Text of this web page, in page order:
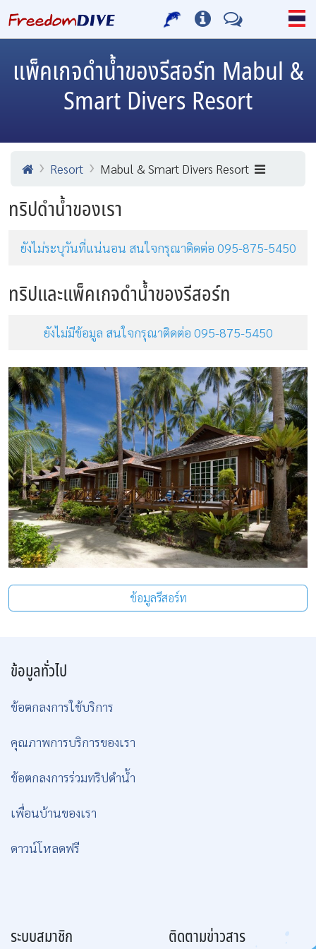
แพ็คเกจดำน้ำของรีสอร์ท Mabul &
Smart Divers Resort
Resort Mabul & Smart Divers Resort
ทริปดำน้ำของเรา
ยังไม่ระบุวันที่แน่นอน สนใจกรุณาติดต่อ 095-875-5450
ทริปและแพ็คเกจดำน้ำของรีสอร์ท
ยังไม่มีข้อมูล สนใจกรุณาติดต่อ 095-875-5450
ข้อมูลรีสอร์ท
ข้อมูลทั่วไป
ข้อตกลงการใช้บริการ
คุณภาพการบริการของเรา
ข้อตกลงการร่วมทริปดำน้ำ
เพื่อนบ้านของเรา
ดาวน์โหลดฟรี
ระบบสมาชิก ติดตามข่าวสาร